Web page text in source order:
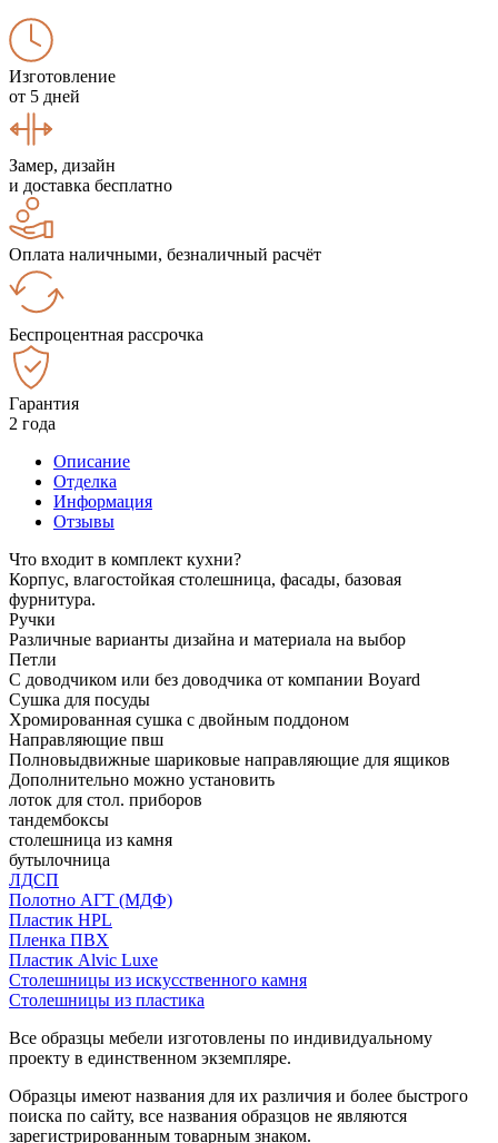
Изготовление
от 5 дней
Замер, дизайн
и доставка бесплатно
Оплата наличными, безналичный расчёт
Беспроцентная рассрочка
Гарантия
2 года
Описание
Отделка
Информация
Отзывы
Что входит в комплект кухни?
Корпус, влагостойкая столешница, фасады, базовая
фурнитура.
Ручки
Различные варианты дизайна и материала на выбор
Петли
С доводчиком или без доводчика от компании Boyard
Сушка для посуды
Хромированная сушка с двойным поддоном
Направляющие пвш
Полновыдвижные шариковые направляющие для ящиков
Дополнительно можно установить
лоток для стол. приборов
тандембоксы
столешница из камня
бутылочница
ЛДСП
Полотно АГТ (МДФ)
Пластик HPL
Пленка ПВХ
Пластик Alvic Luxe
Столешницы из искусственного камня
Столешницы из пластика
Все образцы мебели изготовлены по индивидуальному
проекту в единственном экземпляре.
Образцы имеют названия для их различия и более быстрого
поиска по сайту, все названия образцов не являются
зарегистрированным товарным знаком.